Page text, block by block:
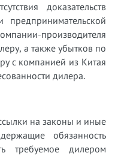
доказательств
предпринимательской
производителя
а также убытков по
с компанией из Китая
дилера.
на законы и иные
обязанность
требуемое дилером